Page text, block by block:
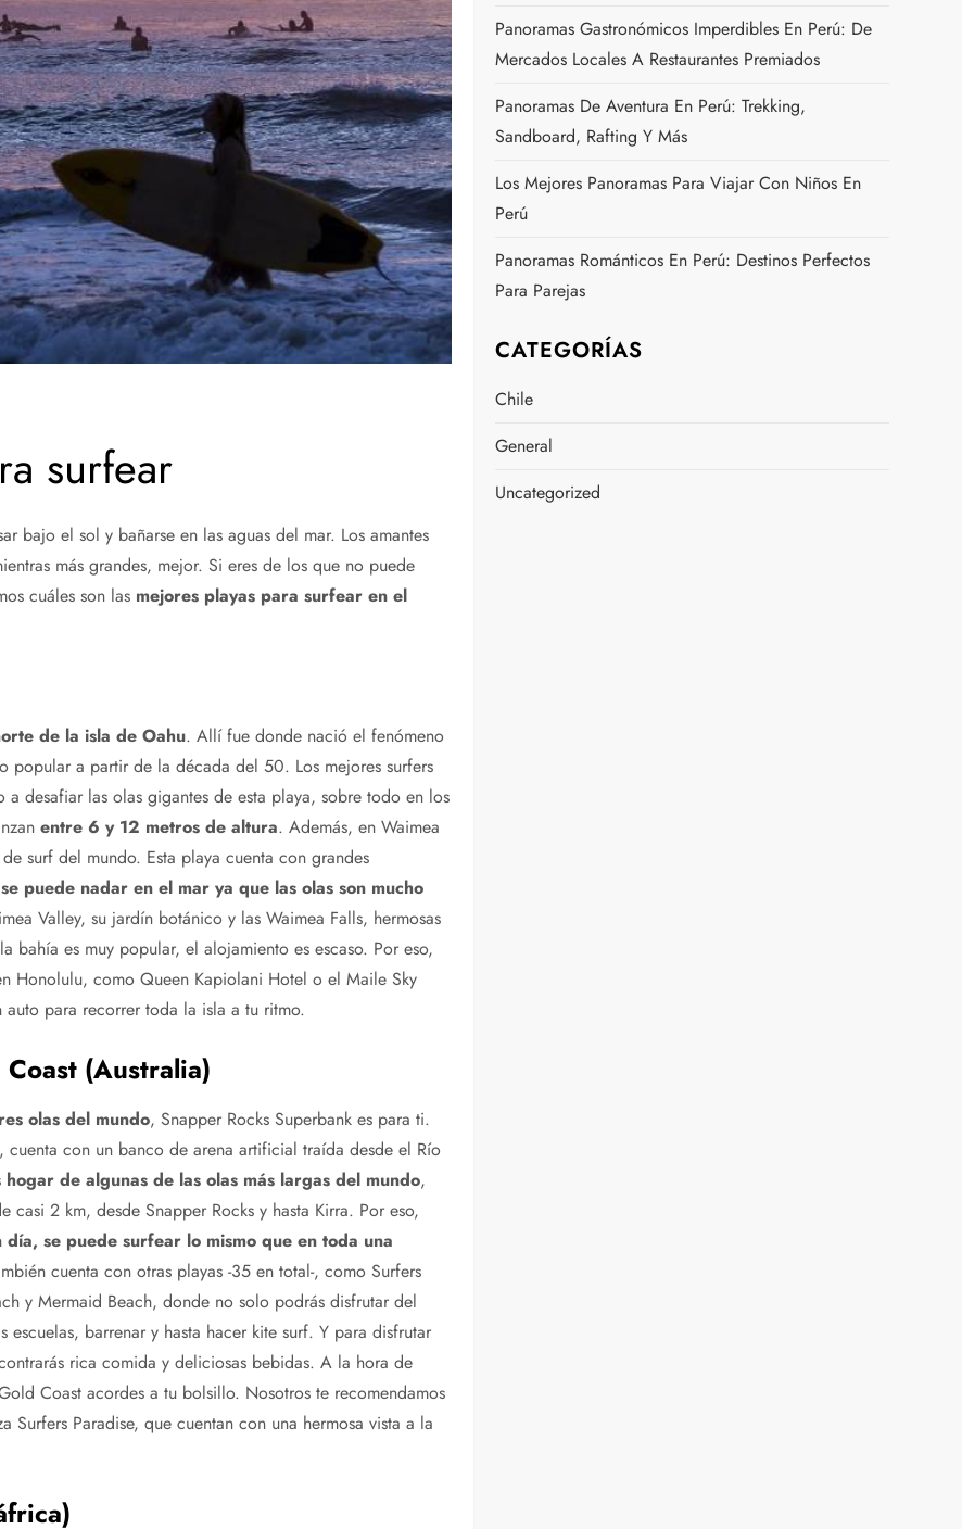
surfear
bajo el sol y bañarse en las aguas del mar. Los amantes
más grandes, mejor. Si eres de los que no puede
cuáles son las mejores playas para surfear en el
de la isla de Oahu. Allí fue donde nació el fenómeno
popular a partir de la década del 50. Los mejores surfers
a desafiar las olas gigantes de esta playa, sobre todo en los
entre 6 y 12 metros de altura. Además, en Waimea
surf del mundo. Esta playa cuenta con grandes
puede nadar en el mar ya que las olas son mucho
Valley, su jardín botánico y las Waimea Falls, hermosas
bahía es muy popular, el alojamiento es escaso. Por eso,
Honolulu, como Queen Kapiolani Hotel o el Maile Sky
para recorrer toda la isla a tu ritmo.
(Australia)
olas del mundo, Snapper Rocks Superbank es para ti.
cuenta con un banco de arena artificial traída desde el Río
hogar de algunas de las olas más largas del mundo,
2 km, desde Snapper Rocks y hasta Kirra. Por eso,
día, se puede surfear lo mismo que en toda una
cuenta con otras playas -35 en total-, como Surfers
y Mermaid Beach, donde no solo podrás disfrutar del
barrenar y hasta hacer kite surf. Y para disfrutar
rica comida y deliciosas bebidas. A la hora de
Coast acordes a tu bolsillo. Nosotros te recomendamos
Paradise, que cuentan con una hermosa vista a la
Panoramas Gastronómicos Imperdibles En Perú: De
Mercados Locales A Restaurantes Premiados
Panoramas De Aventura En Perú: Trekking,
Sandboard, Rafting Y Más
Los Mejores Panoramas Para Viajar Con Niños En
Perú
Panoramas Románticos En Perú: Destinos Perfectos
Para Parejas
CATEGORÍAS
Chile
General
Uncategorized